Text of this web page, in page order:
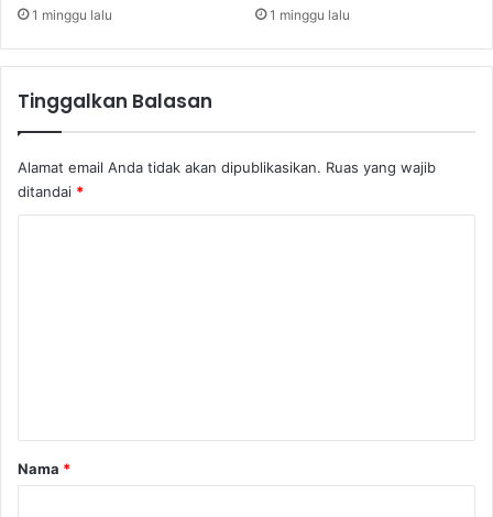
t 1 minggu lalu 1 minggu lalu
Tinggalkan Balasan
Alamat email Anda tidak akan dipublikasikan. Ruas yang wajib
ditandai *
r
Nama *